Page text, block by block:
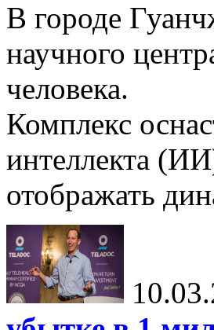
В городе
научного
человека.
Комплекс
интеллекта
отображать